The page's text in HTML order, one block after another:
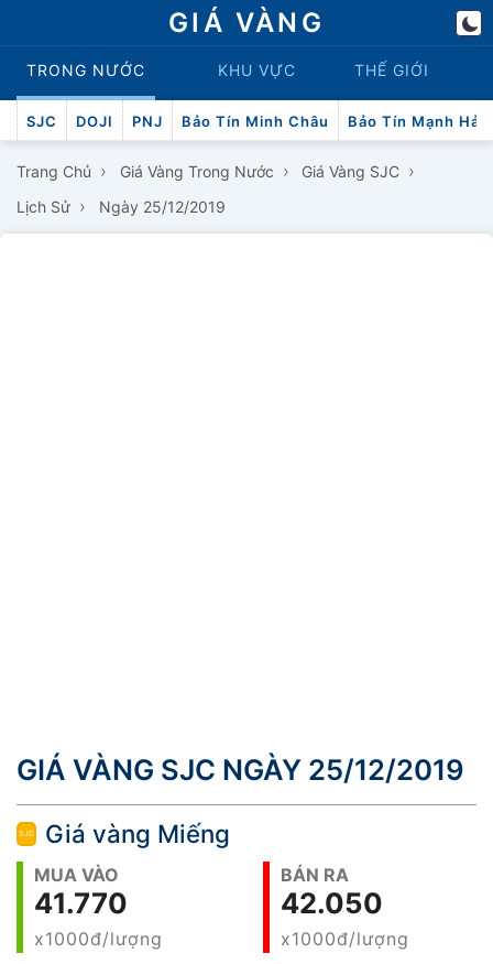
GIÁ VÀNG
TRONG NƯỚC KHU VỰC THẾ GIỚI
SJC DOJI PNJ Bảo Tín Minh Châu Bảo Tín Mạnh Hải
Trang Chủ › Giá Vàng Trong Nước › Giá Vàng SJC ›
Lịch Sử › Ngày 25/12/2019
GIÁ VÀNG SJC NGÀY 25/12/2019
Giá vàng Miếng
MUA VÀO
41.770
x1000đ/lượng
BÁN RA
42.050
x1000đ/lượng